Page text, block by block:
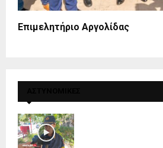
Επιμελητήριο Αργολίδας